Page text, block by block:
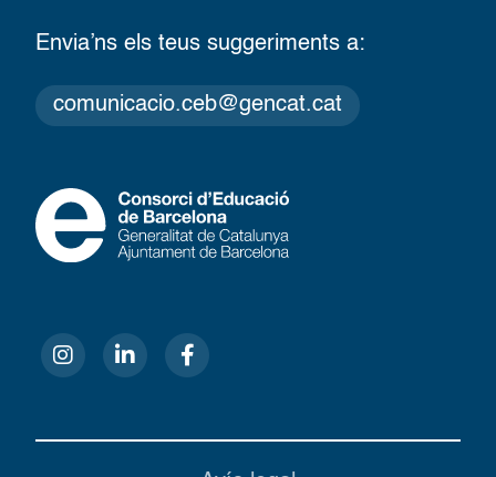
Envia’ns els teus suggeriments a:
comunicacio.ceb@gencat.cat